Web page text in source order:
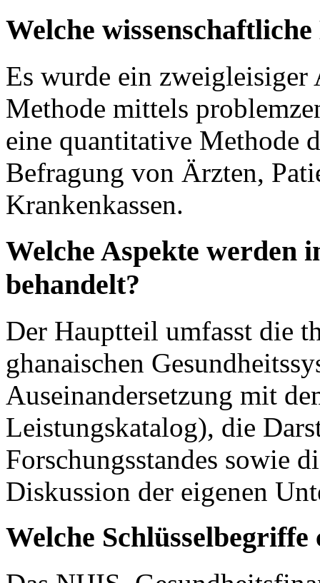
Welche
Es wurde ein
Methode mittels
eine quantitative Methode
Befragung von Ärzten,
Krankenkassen.
Welche Aspekte werden
behandelt?
Der Hauptteil umfasst die
ghanaischen
Auseinandersetzung mit
Leistungskatalog), die
Forschungsstandes sowie
Diskussion der eigenen
Welche